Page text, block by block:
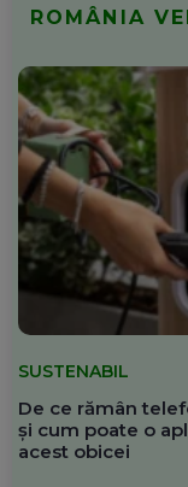
ROMÂNIA
SUSTENABIL
De ce rămân
și cum poate o
acest obicei